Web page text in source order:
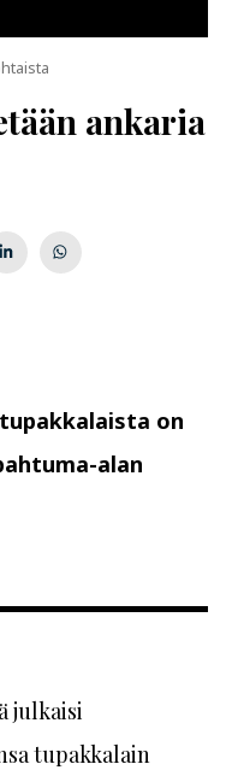
ankaria
on
alan
julkaisi
tupakkalain